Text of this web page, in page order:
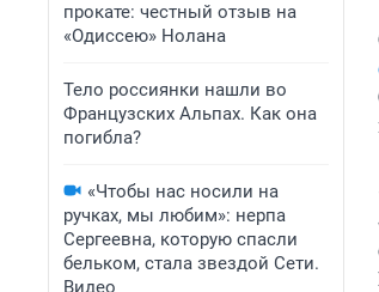
прокате: честный отзыв на
«Одиссею» Нолана
Тело россиянки нашли во
Французских Альпах. Как она
погибла?
«Чтобы нас носили на
ручках, мы любим»: нерпа
Сергеевна, которую спасли
бельком, стала звездой Сети.
Видео